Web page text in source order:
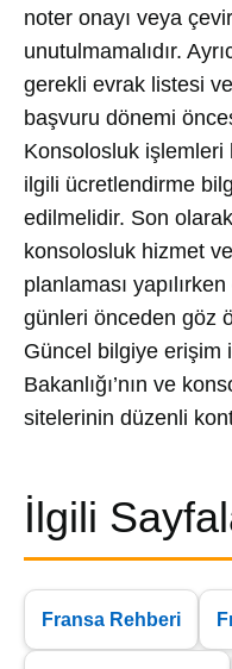
noter onayı veya
unutulmamalıdır.
gerekli evrak listesi
başvuru dönemi
Konsolosluk işlemleri
ilgili ücretlendirme
edilmelidir. Son
konsolosluk hizmet
planlaması
günleri önceden göz
Güncel bilgiye erişim
Bakanlığı’nın ve
sitelerinin düzenli
İlgili
Fransa Rehberi